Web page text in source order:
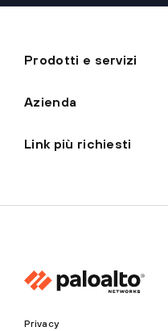
Prodotti e servizi
Azienda
Link più richiesti
Privacy